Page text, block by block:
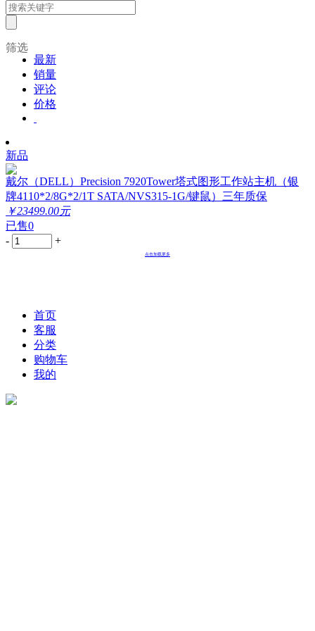
筛选
最新
销量
评论
价格
新品
戴尔（DELL）Precision 7920Tower塔式图形工作站主机（银
牌4110*2/8G*2/1T SATA/NVS315-1G/键鼠）三年质保
￥23499.00元
已售0
-
+
点击加载更多
首页
客服
分类
购物车
我的